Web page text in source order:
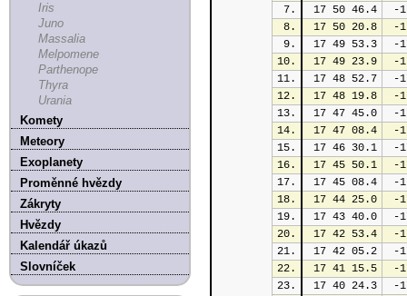
Iris
Juno
Massalia
Melpomene
Parthenope
Thyra
Urania
Komety
Meteory
Exoplanety
Proměnné hvězdy
Zákryty
Hvězdy
Kalendář úkazů
Slovníček
7.
17 50 46.4
-
8.
17 50 20.8
-
9.
17 49 53.3
-
10.
17 49 23.9
-
11.
17 48 52.7
-
12.
17 48 19.8
-
13.
17 47 45.0
-
14.
17 47 08.4
-
15.
17 46 30.1
-
16.
17 45 50.1
-
17.
17 45 08.4
-
18.
17 44 25.0
-
19.
17 43 40.0
-
20.
17 42 53.4
-
21.
17 42 05.2
-
22.
17 41 15.5
-
23.
17 40 24.3
-